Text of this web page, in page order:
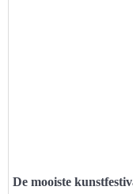
De mooiste